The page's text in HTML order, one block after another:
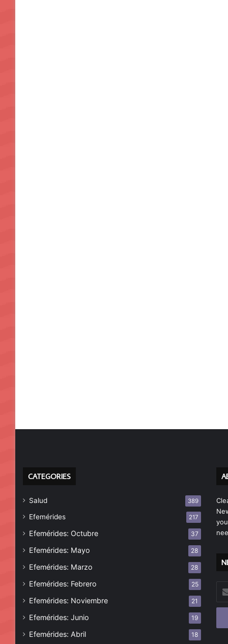
CATEGORIES
Salud 389
Efemérides 217
Efemérides: Octubre 37
Efemérides: Mayo 28
Efemérides: Marzo 28
Efemérides: Febrero 25
Efemérides: Noviembre 21
Efemérides: Junio 19
Efemérides: Abril 18
tu